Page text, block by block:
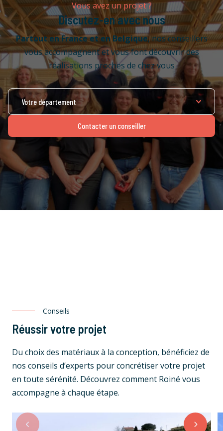
Vous avez un projet ?
Discutez-en avec nous
Partout en Franceet en Belgique, nos conseillers
vous accompagnent et vous font découvrir des
réalisations proches de chez vous
Contacter un conseiller
Conseils
Réussir votre projet
Du choix des matériaux à la conception, bénéficiez de
nos conseils d’experts pour concrétiser votre projet
en toute sérénité. Découvrez comment Roiné vous
accompagne à chaque étape.